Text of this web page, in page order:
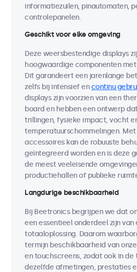
informatiezuilen, pinautomaten,
controlepanelen.
Geschikt voor elke omgeving
Deze weersbestendige displays
hoogwaardige componenten met
Dit garandeert een jarenlange
zelfs bij intensief encontinu
displays zijn voorzien van een
board en hebben een ontwerp
trillingen, fysieke impact, vocht
temperatuurschommelingen.
accessoires kan de robuuste
geïntegreerd worden en is deze
de meest veeleisende
productiehallen of publieke
Langdurige beschikbaarheid
Bij Beetronics begrijpen we dat
een essentieel onderdeel zijn van
totaaloplossing. Daarom
termijn beschikbaarheid van
en touchscreens, zodat ook in de
dezelfde afmetingen, prestaties